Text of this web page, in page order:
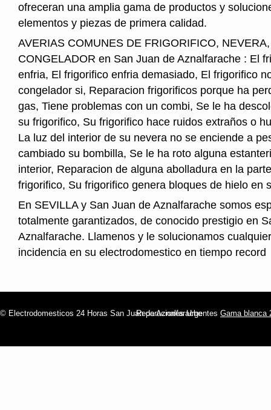
ofreceran una amplia gama de productos y
elementos y piezas de primera calidad.
AVERIAS COMUNES DE FRIGORIFICO,
CONGELADOR en San Juan de Aznalfarache : El
enfria, El frigorifico enfria demasiado, El frigorifico
congelador si, Reparacion frigorificos porque ha
gas, Tiene problemas con un combi, Se le ha
su frigorifico, Su frigorifico hace ruidos extraños o
La luz del interior de su nevera no se enciende a
cambiado su bombilla, Se le ha roto alguna
interior, Reparacion de alguna abolladura en la
frigorifico, Su frigorifico genera bloques de hielo en
En SEVILLA y San Juan de Aznalfarache somos
totalmente garantizados, de conocido prestigio en
Aznalfarache. Llamenos y le solucionamos
incidencia en su electrodomestico en tiempo record
© Electrodomesticos 24 Horas San Juan de Aznalfarache
Reparaciones Urgentes Gama blanca